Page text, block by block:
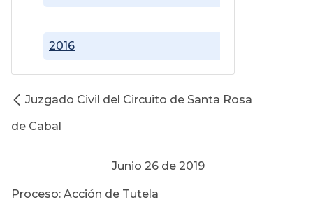
2016
Juzgado Civil del Circuito de Santa Rosa
de Cabal
Junio 26 de 2019
Proceso: Acción de Tutela